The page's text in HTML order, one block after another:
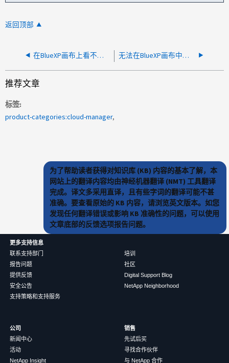
返回顶部
在BlueXP画布上看不到CVO 无法在BlueXP画布中查看现有工作环境
推荐文章
标签
product-categories:cloud-manager
为了帮助读者获得对知识库 (KB) 内容的基本了解，本
网站上的翻译内容均由神经机器翻译 (NMT) 工具翻译
完成。译文多采用直译，且有些字词的翻译可能不甚
准确。要查看原始的 KB 内容，请浏览英文版本。如您
发现任何翻译错误或影响 KB 准确性的问题，可以使用
文章底部的反馈选项报告问题。
更多支持信息
联系支持部门
报告问题
提供反馈
安全公告
支持策略和支持服务
培训
社区
Digital Support Blog
NetApp Neighborhood
公司
新闻中心
活动
NetApp Insight
销售
先试后买
寻找合作伙伴
与 NetApp 合作